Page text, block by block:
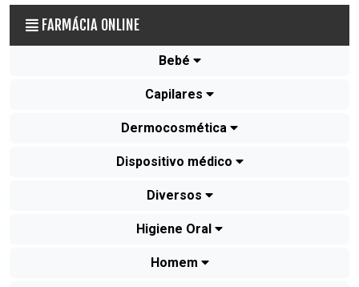
FARMÁCIA ONLINE
Bebé
Capilares
Dermocosmética
Dispositivo médico
Diversos
Higiene Oral
Homem